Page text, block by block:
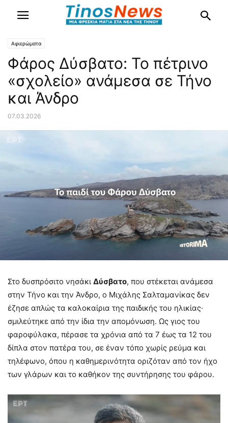
Αφιερώματα
Φάρος Δύσβατο: Το πέτρινο
«σχολείο» ανάμεσα σε Τήνο
και Άνδρο
07.03.2026
Στο δυσπρόσιτο νησάκι Δύσβατο, που στέκεται ανάμεσα
στην Τήνο και την Άνδρο, ο Μιχάλης Σαλταμανίκας δεν
έζησε απλώς τα καλοκαίρια της παιδικής του ηλικίας·
σμιλεύτηκε από την ίδια την απομόνωση. Ως γιος του
φαροφύλακα, πέρασε τα χρόνια από τα 7 έως τα 12 του
δίπλα στον πατέρα του, σε έναν τόπο χωρίς ρεύμα και
τηλέφωνο, όπου η καθημερινότητα οριζόταν από τον ήχο
των γλάρων και το καθήκον της συντήρησης του φάρου.